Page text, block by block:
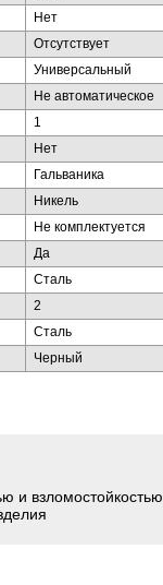
Нет
Отсутствует
Универсальный
Не автоматическое
1
Нет
Гальваника
Никель
Не комплектуется
Да
Сталь
2
Сталь
Черный
и